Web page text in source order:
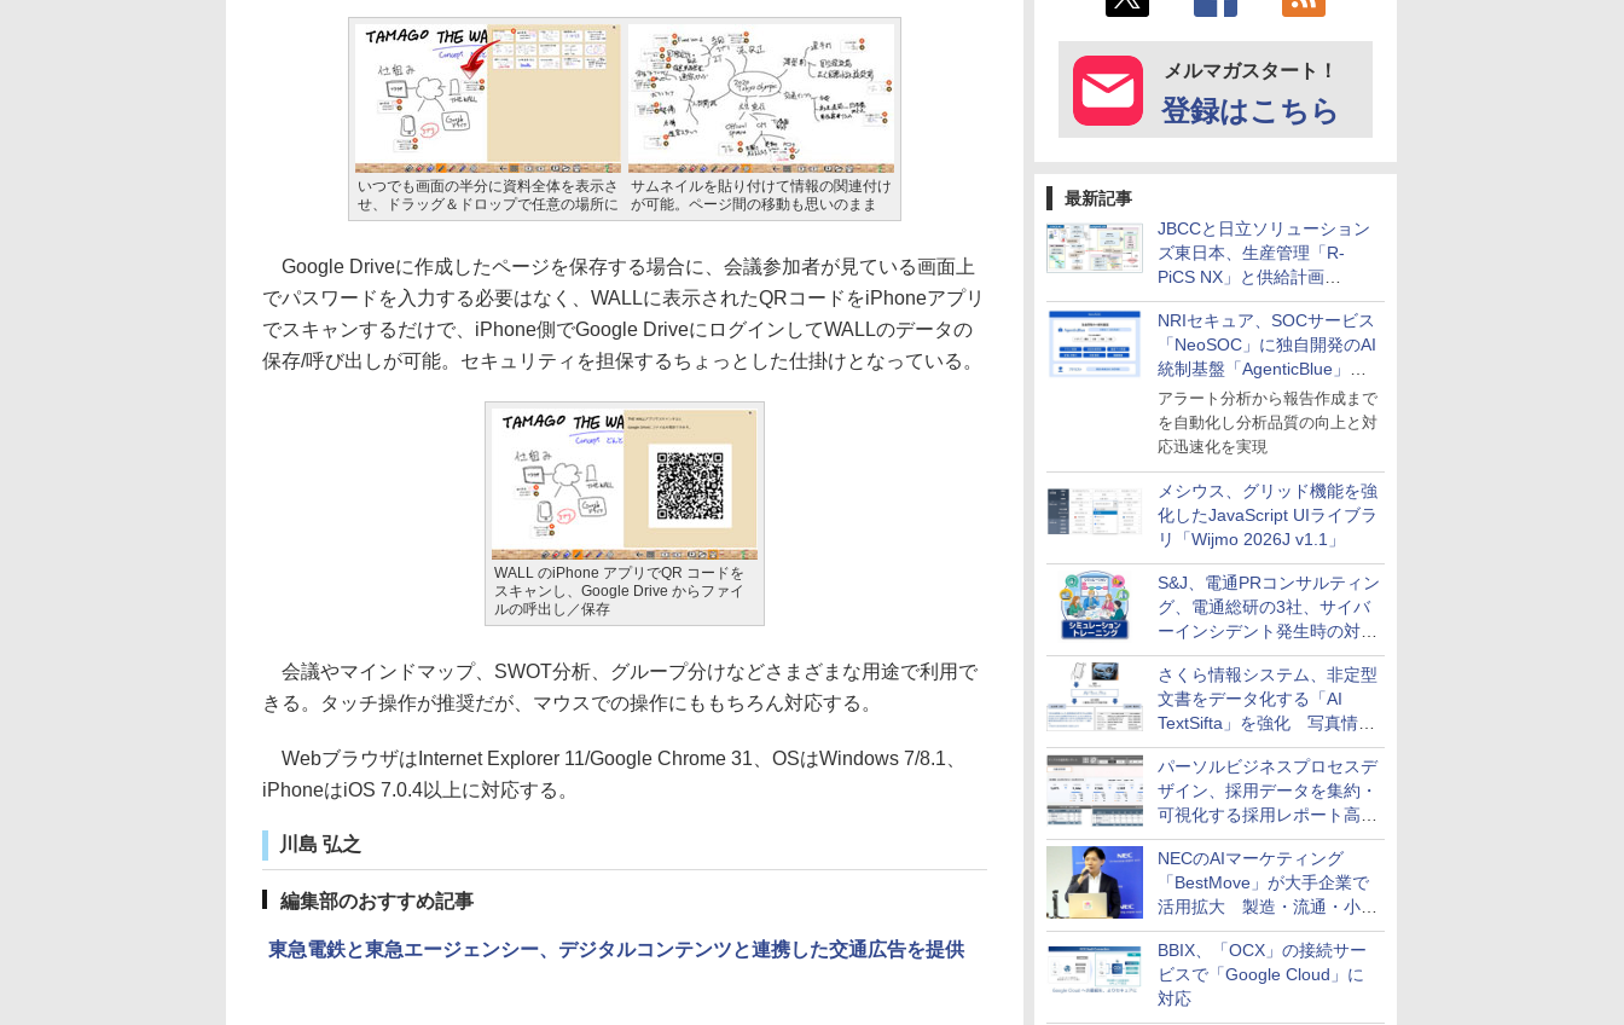
メルマガスタート！
登録はこちら
最新記事
JBCCと日立ソリューション
ズ東日本、生産管理「R-
PiCS NX」と供給計画
「scSQUARE ISP」の連携サ
ービスを提供開始
NRIセキュア、SOCサービス
「NeoSOC」に独自開発のAI
統制基盤「AgenticBlue」を
導入
アラート分析から報告作成まで
を自動化し分析品質の向上と対
応迅速化を実現
メシウス、グリッド機能を強
化したJavaScript UIライブラ
リ「Wijmo 2026J v1.1」
S&J、電通PRコンサルティン
グ、電通総研の3社、サイバ
ーインシデント発生時の対応
と危機管理広報を一体的に訓
練するプログラムを提供
さくら情報システム、非定型
文書をデータ化する「AI
TextSifta」を強化 写真情報
のデータ化などに対応
パーソルビジネスプロセスデ
ザイン、採用データを集約・
可視化する採用レポート高速
化サービスを提供
NECのAIマーケティング
「BestMove」が大手企業で
活用拡大 製造・流通・小売
企業・広告代理店などが実装
フェーズへ
BBIX、「OCX」の接続サー
ビスで「Google Cloud」に
対応
いつでも画面の半分に資料全体を表示さ
せ、ドラッグ＆ドロップで任意の場所に
サムネイルを貼り付けて情報の関連付け
が可能。ページ間の移動も思いのまま
Google Driveに作成したページを保存する場合に、会議参加者が見ている画面上
でパスワードを入力する必要はなく、WALLに表示されたQRコードをiPhoneアプリ
でスキャンするだけで、iPhone側でGoogle DriveにログインしてWALLのデータの
保存/呼び出しが可能。セキュリティを担保するちょっとした仕掛けとなっている。
WALL のiPhone アプリでQR コードを
スキャンし、Google Drive からファイ
ルの呼出し／保存
会議やマインドマップ、SWOT分析、グループ分けなどさまざまな用途で利用で
きる。タッチ操作が推奨だが、マウスでの操作にももちろん対応する。
WebブラウザはInternet Explorer 11/Google Chrome 31、OSはWindows 7/8.1、
iPhoneはiOS 7.0.4以上に対応する。
川島 弘之
編集部のおすすめ記事
東急電鉄と東急エージェンシー、デジタルコンテンツと連携した交通広告を提供